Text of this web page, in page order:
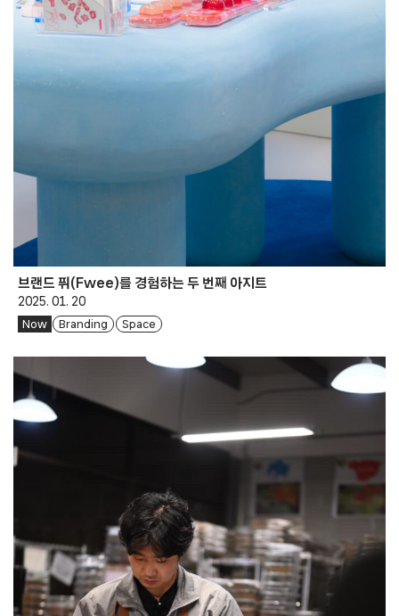
브랜드 퓌(Fwee)를 경험하는 두 번째 아지트
2025. 01. 20
Now Branding Space